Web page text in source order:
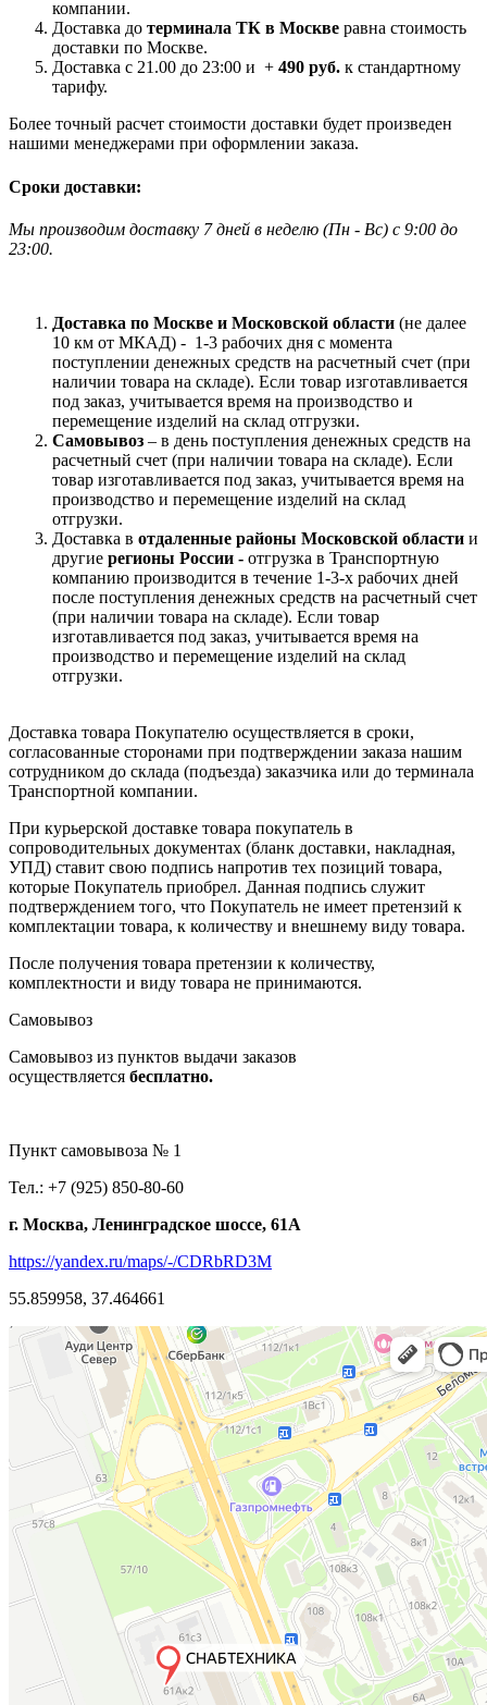
компании.
Доставка до терминала ТК в Москве равна стоимость
доставки по Москве.
Доставка с 21.00 до 23:00 и + 490 руб. к стандартному
тарифу.
Более точный расчет стоимости доставки будет произведен
нашими менеджерами при оформлении заказа.
Сроки доставки:
Мы производим доставку 7 дней в неделю (Пн - Вс) с 9:00 до
23:00.
Доставка по Москве и Московской области (не далее
10 км от МКАД) - 1-3 рабочих дня с момента
поступлении денежных средств на расчетный счет (при
наличии товара на складе). Если товар изготавливается
под заказ, учитывается время на производство и
перемещение изделий на склад отгрузки.
Самовывоз – в день поступления денежных средств на
расчетный счет (при наличии товара на складе). Если
товар изготавливается под заказ, учитывается время на
производство и перемещение изделий на склад
отгрузки.
Доставка в отдаленные районы Московской области и
другие регионы России - отгрузка в Транспортную
компанию производится в течение 1-3-х рабочих дней
после поступления денежных средств на расчетный счет
(при наличии товара на складе). Если товар
изготавливается под заказ, учитывается время на
производство и перемещение изделий на склад
отгрузки.
Доставка товара Покупателю осуществляется в сроки,
согласованные сторонами при подтверждении заказа нашим
сотрудником до склада (подъезда) заказчика или до терминала
Транспортной компании.
При курьерской доставке товара покупатель в
сопроводительных документах (бланк доставки, накладная,
УПД) ставит свою подпись напротив тех позиций товара,
которые Покупатель приобрел. Данная подпись служит
подтверждением того, что Покупатель не имеет претензий к
комплектации товара, к количеству и внешнему виду товара.
После получения товара претензии к количеству,
комплектности и виду товара не принимаются.
Самовывоз
Самовывоз из пунктов выдачи заказов
осуществляется бесплатно.
Пункт самовывоза № 1
Тел.: +7 (925) 850-80-60
г. Москва, Ленинградское шоссе, 61А
https://yandex.ru/maps/-/CDRbRD3M
55.859958, 37.464661